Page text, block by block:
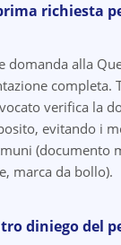
richiesta
domanda alla
completa.
verifica la
evitando i
(documento
marca da bollo).
diniego del